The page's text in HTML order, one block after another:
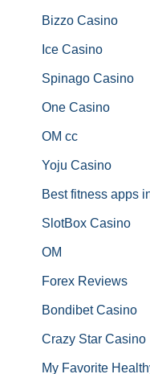
Bizzo Casino
Ice Casino
Spinago Casino
One Casino
OM cc
Yoju Casino
Best fitness apps
SlotBox Casino
OM
Forex Reviews
Bondibet Casino
Crazy Star Casino
My Favorite